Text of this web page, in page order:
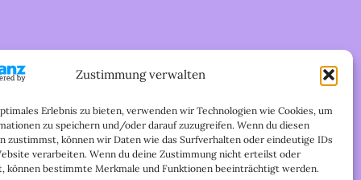
Zustimmung verwalten
Erlebnis zu bieten, verwenden wir Technologien wie Cookies, um
zu speichern und/oder darauf zuzugreifen. Wenn du diesen
zustimmst, können wir Daten wie das Surfverhalten oder eindeutige IDs
verarbeiten. Wenn du deine Zustimmung nicht erteilst oder
können bestimmte Merkmale und Funktionen beeinträchtigt werden.